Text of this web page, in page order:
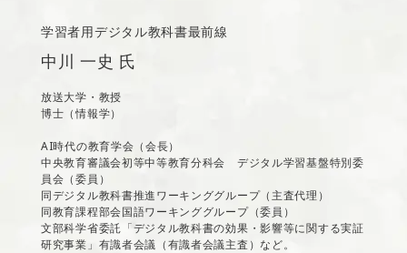
学習者用デジタル教科書最前線
中川 一史 氏
放送大学・教授
博士（情報学）
AI時代の教育学会（会長）
中央教育審議会初等中等教育分科会 デジタル学習基盤特別委
員会（委員）
同デジタル教科書推進ワーキンググループ（主査代理）
同教育課程部会国語ワーキンググループ（委員）
文部科学省委託「デジタル教科書の効果・影響等に関する実証
研究事業」有識者会議（有識者会議主査）など。